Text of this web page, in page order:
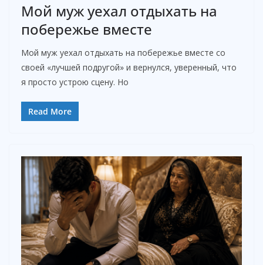
Мой муж уехал отдыхать на
побережье вместе
Мой муж уехал отдыхать на побережье вместе со
своей «лучшей подругой» и вернулся, уверенный, что
я просто устрою сцену. Но
Read More